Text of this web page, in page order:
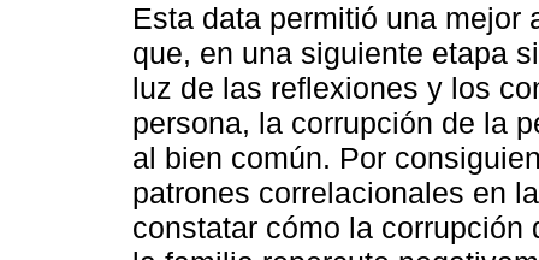
Esta data permitió una mejor
que, en una siguiente etapa
luz de las reflexiones y los
persona, la corrupción de la
al bien común. Por
patrones correlacionales en
constatar cómo la corrupción